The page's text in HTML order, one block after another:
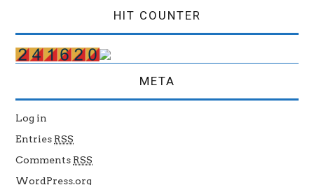
HIT COUNTER
META
Log in
Entries RSS
Comments RSS
WordPress.org